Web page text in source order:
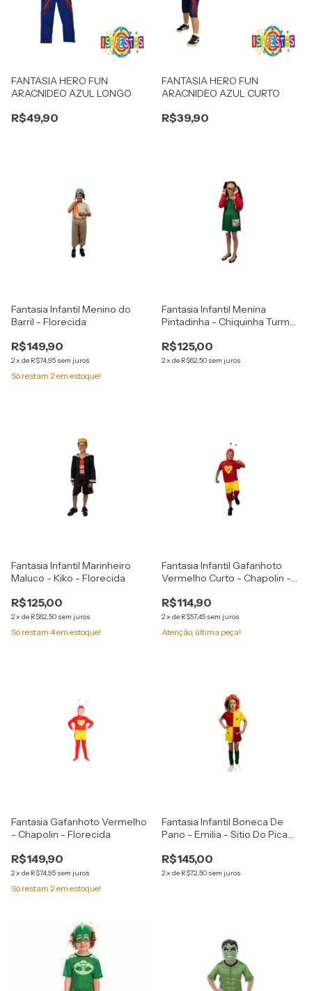
FANTASIA HERO FUN
ARACNIDEO AZUL LONGO
R$49,90
FANTASIA HERO FUN
ARACNIDEO AZUL CURTO
R$39,90
Fantasia Infantil Menino do
Barril - Florecida
R$149,90
2x de R$74,95 sem juros
Só restam 2em estoque!
Fantasia Infantil Menina
Pintadinha - Chiquinha Turma
R$125,00
2x de R$62,50 sem juros
Fantasia Infantil Marinheiro
Maluco - Kiko - Florecida
R$125,00
2x de R$62,50 sem juros
Só restam 4em estoque!
Fantasia Infantil Gafanhoto
Vermelho Curto - Chapolin -
R$114,90
2x de R$57,45 sem juros
Atenção, última peça!
Fantasia Gafanhoto Vermelho
- Chapolin - Florecida
R$149,90
2x de R$74,95 sem juros
Só restam 2em estoque!
Fantasia Infantil Boneca De
Pano - Emilia - Sitio Do Pica
R$145,00
2x de R$72,50 sem juros